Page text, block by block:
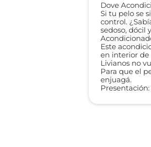
Dove
Si tu pelo se
control.
sedoso, dócil
Este
en interior de
Livianos no
Para que el
enjuagá.